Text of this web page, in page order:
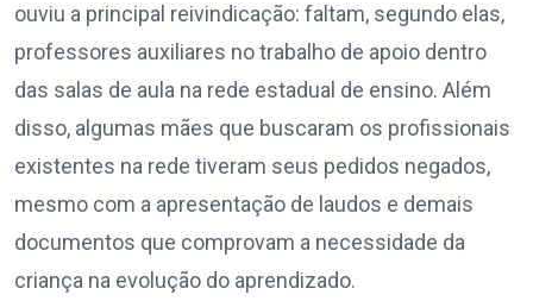
ouviu a principal reivindicação: faltam, segundo elas,
professores auxiliares no trabalho de apoio dentro
das salas de aula na rede estadual de ensino. Além
disso, algumas mães que buscaram os profissionais
existentes na rede tiveram seus pedidos negados,
mesmo com a apresentação de laudos e demais
documentos que comprovam a necessidade da
criança na evolução do aprendizado.